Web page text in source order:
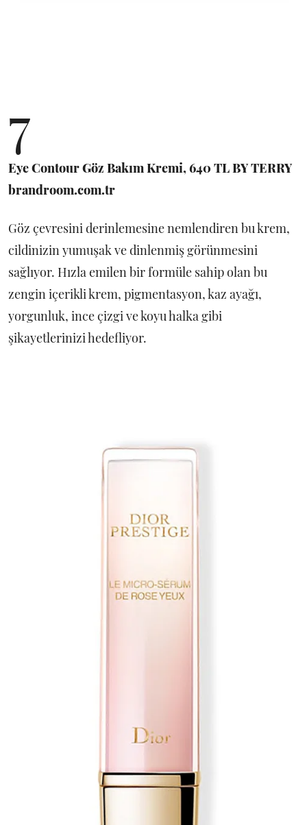
7
Eye Contour Göz Bakım Kremi, 640 TL BY TERRY
brandroom.com.tr
Göz çevresini derinlemesine nemlendiren bu krem,
cildinizin yumuşak ve dinlenmiş görünmesini
sağlıyor. Hızla emilen bir formüle sahip olan bu
zengin içerikli krem, pigmentasyon, kaz ayağı,
yorgunluk, ince çizgi ve koyu halka gibi
şikayetlerinizi hedefliyor.